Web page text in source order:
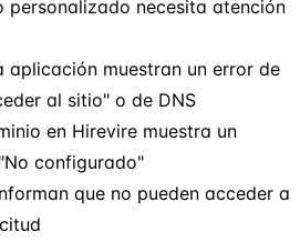
personalizado necesita atención
aplicación muestran un error de
al sitio" o de DNS
en Hirevire muestra un
configurado"
que no pueden acceder a